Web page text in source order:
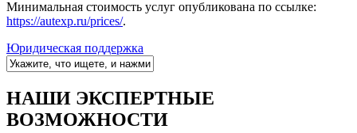
Минимальная стоимость услуг опубликована по ссылке:
https://autexp.ru/prices/.
Юридическая поддержка
НАШИ ЭКСПЕРТНЫЕ
ВОЗМОЖНОСТИ